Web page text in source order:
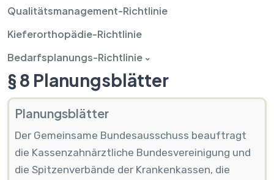
Qualitätsmanagement-Richtlinie
Kieferorthopädie-Richtlinie
Bedarfsplanungs-Richtlinie
§ 8 Planungsblätter
Planungsblätter
Der Gemeinsame Bundesausschuss beauftragt
die Kassenzahnärztliche Bundesvereinigung und
die Spitzenverbände der Krankenkassen, die